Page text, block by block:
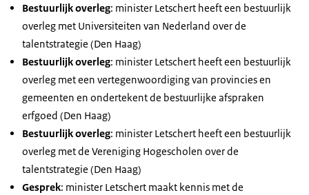
Bestuurlijk overleg: minister Letschert heeft een bestuurlijk
overleg met Universiteiten van Nederland over de
talentstrategie (Den Haag)
Bestuurlijk overleg: minister Letschert heeft een bestuurlijk
overleg met een vertegenwoordiging van provincies en
gemeenten en ondertekent de bestuurlijke afspraken
erfgoed (Den Haag)
Bestuurlijk overleg: minister Letschert heeft een bestuurlijk
overleg met de Vereniging Hogescholen over de
talentstrategie (Den Haag)
Gesprek: minister Letschert maakt kennis met de